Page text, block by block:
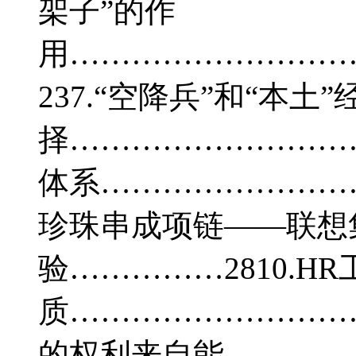
架子”的作
用
237.“空降兵”和“本土”
择
体系
珍珠串成项链——联想
验……………2810.HR工
质